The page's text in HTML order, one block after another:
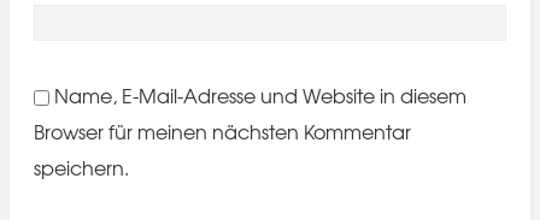
Name, E-Mail-Adresse und Website in diesem
Browser für meinen nächsten Kommentar
speichern.